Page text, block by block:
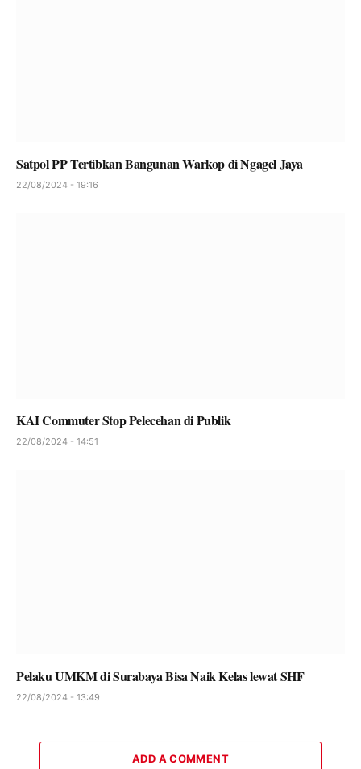
Satpol PP Tertibkan Bangunan Warkop di Ngagel Jaya
22/08/2024 - 19:16
KAI Commuter Stop Pelecehan di Publik
22/08/2024 - 14:51
Pelaku UMKM di Surabaya Bisa Naik Kelas lewat SHF
22/08/2024 - 13:49
ADD A COMMENT